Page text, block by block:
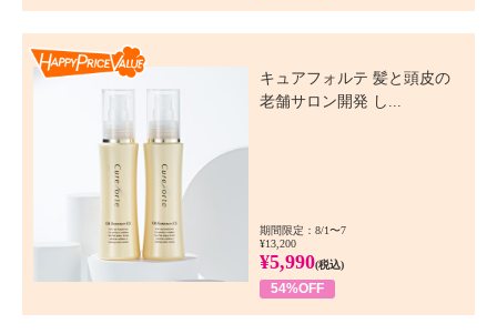
キュアフォルテ 髪と頭皮の
老舗サロン開発 し...
期間限定：8/1〜7
¥13,200
¥5,990(税込)
54%OFF